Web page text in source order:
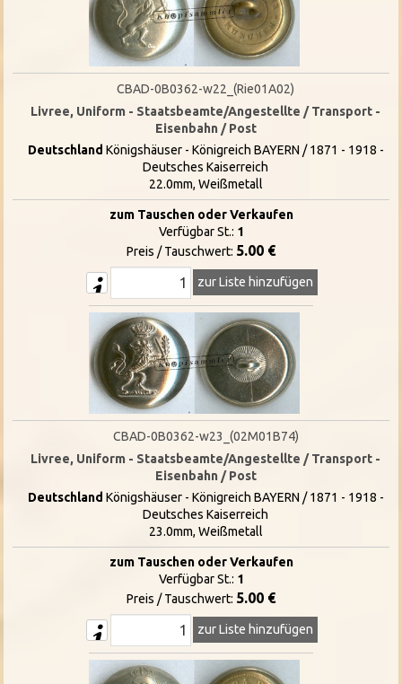
CBAD-0B0362-w22_(Rie01A02)
Livree, Uniform - Staatsbeamte/Angestellte / Transport -
Eisenbahn / Post
Deutschland Königshäuser - Königreich BAYERN / 1871 - 1918 -
Deutsches Kaiserreich
22.0mm, Weißmetall
zum Tauschen oder Verkaufen
Verfügbar St.: 1
Preis / Tauschwert: 5.00 €
zur Liste hinzufügen
CBAD-0B0362-w23_(02M01B74)
Livree, Uniform - Staatsbeamte/Angestellte / Transport -
Eisenbahn / Post
Deutschland Königshäuser - Königreich BAYERN / 1871 - 1918 -
Deutsches Kaiserreich
23.0mm, Weißmetall
zum Tauschen oder Verkaufen
Verfügbar St.: 1
Preis / Tauschwert: 5.00 €
zur Liste hinzufügen